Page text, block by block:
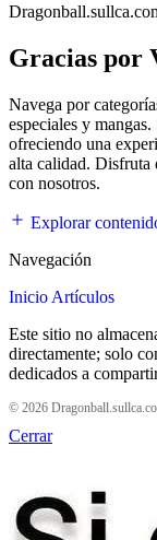
Gracias por
Navega por
especiales y
ofreciendo una
alta calidad. Disfruta
con nosotros.
Explorar
Navegación
Inicio Artículos
Este sitio no
directamente; solo
dedicados a
© 2026
Cerrar